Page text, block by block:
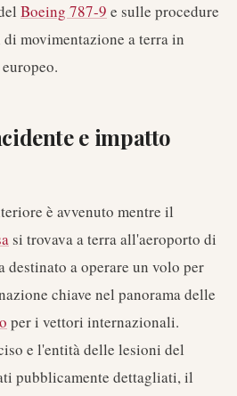
Boeing 787-9 e sulle procedure
movimentazione a terra in
e impatto
è avvenuto mentre il
si trovava a terra all'aeroporto di
destinato a operare un volo per
chiave nel panorama delle
per i vettori internazionali.
e l'entità delle lesioni del
pubblicamente dettagliati, il